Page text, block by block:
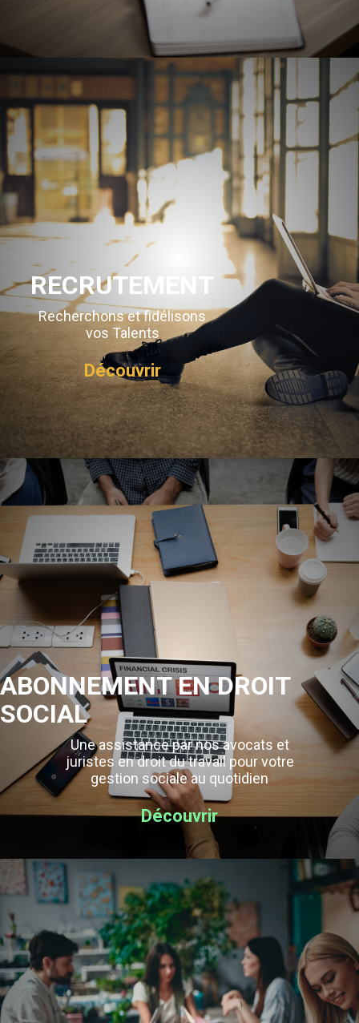
RECRUTEMENT
Recherchons et fidélisons
vos Talents
Découvrir
ABONNEMENT EN DROIT
SOCIAL
Une assistance par nos avocats et
juristes en droit du travail pour votre
gestion sociale au quotidien
Découvrir